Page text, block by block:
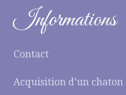
Informations
Contact
Acquisition d’un chaton